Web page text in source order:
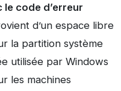
le code d’erreur
d’un espace libre
la partition système
utilisée par Windows
les machines